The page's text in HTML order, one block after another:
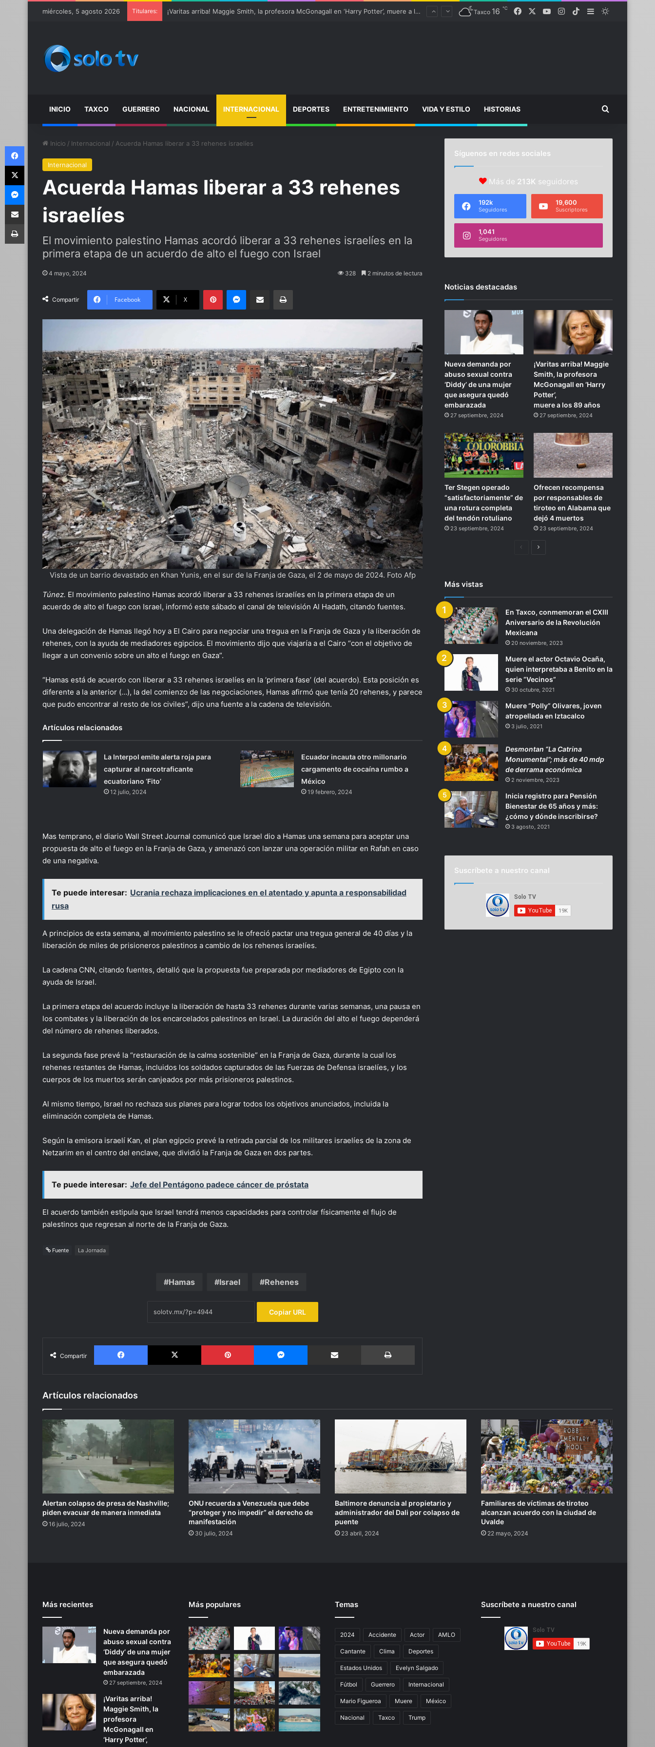
miércoles, 5 agosto 2026 Titulares: Ter Stegen operado “satisfactoriamente” de una rotura completa del tendón rotuliano Taxco 16 ℃ FacebookYouTubeInstagram
TikTokSidebarSwitch skin
INICIO TAXCO GUERRERO NACIONAL INTERNACIONAL DEPORTES ENTRETENIMIENTO VIDA Y ESTILO HISTORIAS Buscar...
Inicio / Internacional / Acuerda Hamas liberar a 33 rehenes israelíes
Internacional
Acuerda Hamas liberar a 33 rehenes
israelíes
El movimiento palestino Hamas acordó liberar a 33 rehenes israelíes en la
primera etapa de un acuerdo de alto el fuego con Israel
4 mayo, 2024 328 2 minutos de lectura
Compartir Facebook X
PinterestMessenger
Compartir por email Imprimir
Vista de un barrio devastado en Khan Yunis, en el sur de la Franja de Gaza, el 2 de mayo de 2024. Foto Afp
Túnez. El movimiento palestino Hamas acordó liberar a 33 rehenes israelíes en la primera etapa de un
acuerdo de alto el fuego con Israel, informó este sábado el canal de televisión Al Hadath, citando fuentes.
Una delegación de Hamas llegó hoy a El Cairo para negociar una tregua en la Franja de Gaza y la liberación de
rehenes, con la ayuda de mediadores egipcios​​​. El movimiento dijo que viajaría a el Cairo “con el objetivo de
llegar a un convenio sobre un alto el fuego en Gaza”.
“Hamas está de acuerdo con liberar a 33 rehenes israelíes en la ‘primera fase’ (del acuerdo). Esta posición es
diferente a la anterior (…), la del comienzo de las negociaciones, Hamas afirmó que tenía 20 rehenes, y parece
que pudo encontrar al resto de los civiles”, dijo una fuente a la cadena de televisión.
Artículos relacionados
La Interpol emite alerta roja para
capturar al narcotraficante
ecuatoriano ‘Fito’
12 julio, 2024
Ecuador incauta otro millonario
cargamento de cocaína rumbo a
México
19 febrero, 2024
Mas temprano, el diario Wall Street Journal comunicó que Israel dio a Hamas una semana para aceptar una
propuesta de alto el fuego en la Franja de Gaza, y amenazó con lanzar una operación militar en Rafah en caso
de una negativa.
Te puede interesar: Ucrania rechaza implicaciones en el atentado y apunta a responsabilidad
rusa
A principios de esta semana, al movimiento palestino se le ofreció pactar una tregua general de 40 días y la
liberación de miles de prisioneros palestinos a cambio de los rehenes israelíes.
La cadena CNN, citando fuentes, detalló que la propuesta fue preparada por mediadores de Egipto con la
ayuda de Israel.
La primera etapa del acuerdo incluye la liberación de hasta 33 rehenes durante varias semanas, una pausa en
los combates y la liberación de los encarcelados palestinos en Israel. La duración del alto el fuego dependerá
del número de rehenes liberados.
La segunda fase prevé la “restauración de la calma sostenible” en la Franja de Gaza, durante la cual los
rehenes restantes de Hamas, incluidos los soldados capturados de las Fuerzas de Defensa israelíes, y los
cuerpos de los muertos serán canjeados por más prisioneros palestinos.
Al mismo tiempo, Israel no rechaza sus planes para lograr todos los objetivos anunciados, incluida la
eliminación completa de Hamas.
Según la emisora israelí Kan, el plan egipcio prevé la retirada parcial de los militares israelíes de la zona de
Netzarim en el centro del enclave, que dividió la Franja de Gaza en dos partes.
Te puede interesar: Jefe del Pentágono padece cáncer de próstata
El acuerdo también estipula que Israel tendrá menos capacidades para controlar físicamente el flujo de
palestinos que regresan al norte de la Franja de Gaza.
Fuente La Jornada
Hamas Israel Rehenes
Copiar URL
Compartir
Facebook X Pinterest Messenger Compartir por email Imprimir
Síguenos en redes sociales
Más de 213K seguidores
192k
Seguidores
19,600
Suscriptores
1,041
Seguidores
Noticias destacadas
Nueva demanda por
abuso sexual contra
‘Diddy’ de una mujer
que asegura quedó
embarazada
27 septiembre, 2024
¡Varitas arriba! Maggie
Smith, la profesora
McGonagall en ‘Harry
Potter’,
muere a los 89 años
27 septiembre, 2024
Ter Stegen operado
“satisfactoriamente” de
una rotura completa
del tendón rotuliano
23 septiembre, 2024
Ofrecen recompensa
por responsables de
tiroteo en Alabama que
dejó 4 muertos
23 septiembre, 2024
PáginaSiguiente
Más vistas
En Taxco, conmemoran el CXIII
Aniversario de la Revolución
Mexicana
20 noviembre, 2023
Muere el actor Octavio Ocaña,
quien interpretaba a Benito en la
serie “Vecinos”
30 octubre, 2021
Muere “Polly” Olivares, joven
atropellada en Iztacalco
3 julio, 2021
Desmontan “La Catrina
Monumental”; más de 40 mdp
de derrama económica
2 noviembre, 2023
Inicia registro para Pensión
Bienestar de 65 años y más:
¿cómo y dónde inscribirse?
3 agosto, 2021
Suscríbete a nuestro canal
Artículos relacionados
Alertan colapso de presa de Nashville;
piden evacuar de manera inmediata
16 julio, 2024
ONU recuerda a Venezuela que debe
“proteger y no impedir” el derecho de
manifestación
30 julio, 2024
Baltimore denuncia al propietario y
administrador del Dali por colapso de
puente
23 abril, 2024
Familiares de víctimas de tiroteo
alcanzan acuerdo con la ciudad de
Uvalde
22 mayo, 2024
Más recientes
Nueva demanda por
abuso sexual contra
‘Diddy’ de una mujer
que asegura quedó
embarazada
27 septiembre, 2024
¡Varitas arriba!
Maggie Smith, la
profesora
McGonagall en
‘Harry Potter’,
Más populares Temas
2024 Accidente Actor AMLO
Cantante Clima Deportes
Estados Unidos Evelyn Salgado
Fútbol Guerrero Internacional
Mario Figueroa Muere México
Nacional Taxco Trump
Suscríbete a nuestro canal
Facebook
X
Messenger
Compartir por email
Imprimir